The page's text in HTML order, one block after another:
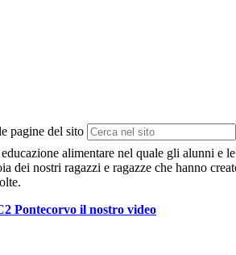
pagine del sito
alimentare nel quale gli alunni e
dei nostri ragazzi e ragazze che hanno
Pontecorvo il nostro video